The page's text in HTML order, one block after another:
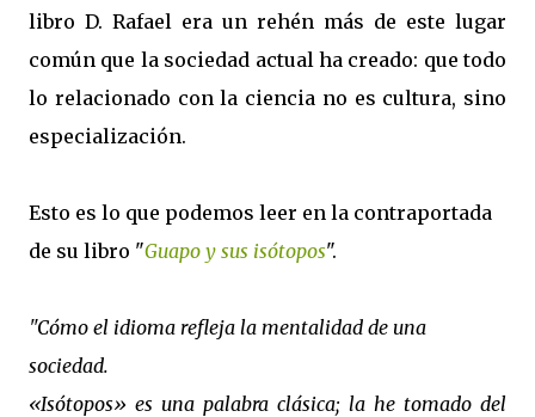
libro D. Rafael era un rehén más de este lugar
común que la sociedad actual ha creado: que todo
lo relacionado con la ciencia no es cultura, sino
especialización.
Esto es lo que podemos leer en la contraportada
de su libro "Guapo y sus isótopos".
"Cómo el idioma refleja la mentalidad de una
sociedad.
«Isótopos» es una palabra clásica; la he tomado del